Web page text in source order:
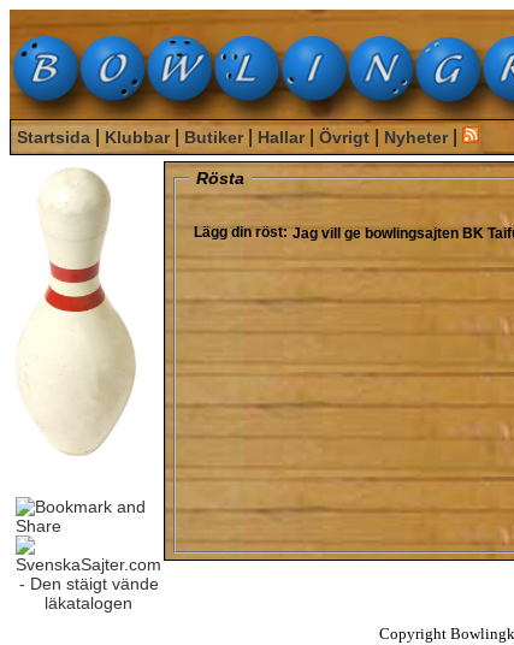
Startsida Klubbar| Butiker| Hallar| Övrigt Nyheter|
Rösta
Lägg din röst: Jag vill ge bowlingsajten BK
Copyright